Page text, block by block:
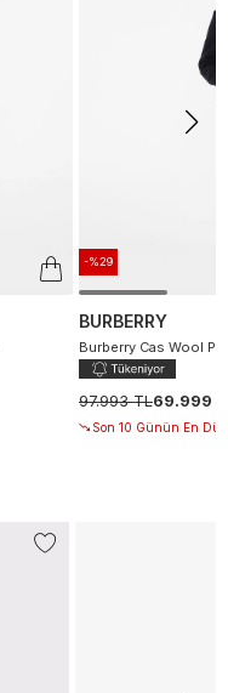
-%29
BURBERRY
Burberry Cas Wool
97.993 TL69.999
Son 10 Günün En